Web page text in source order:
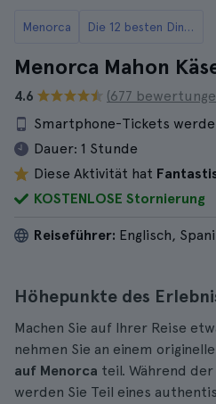
Menorca Die 12 besten Dinge, die man auf Menorca tun kann
Menorca Mahon
4.6
(677
Smartphone-Tickets
Dauer: 1 Stunde
Diese Aktivität hat
KOSTENLOSE Stornierung
Reiseführer: Englisch,
Höhepunkte des
Machen Sie auf Ihrer Reise
nehmen Sie an einem
auf Menorca teil. Während
werden Sie Teil eines